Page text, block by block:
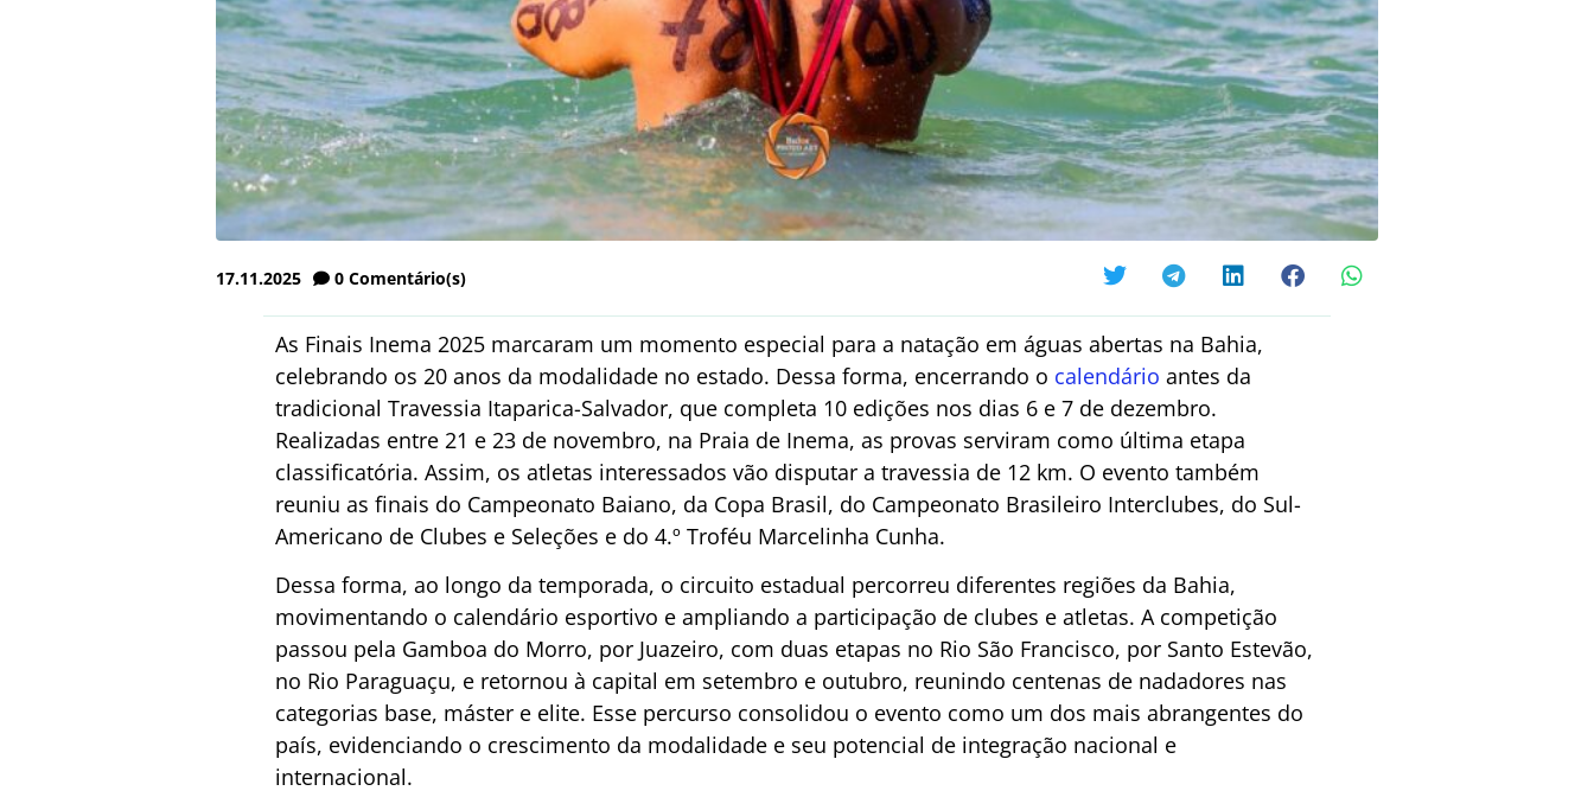
17.11.2025 0 Comentário(s)
As Finais Inema 2025 marcaram um momento especial para a natação em águas abertas na Bahia,
celebrando os 20 anos da modalidade no estado. Dessa forma, encerrando o calendário antes da
tradicional Travessia Itaparica-Salvador, que completa 10 edições nos dias 6 e 7 de dezembro.
Realizadas entre 21 e 23 de novembro, na Praia de Inema, as provas serviram como última etapa
classificatória. Assim, os atletas interessados vão disputar a travessia de 12 km. O evento também
reuniu as finais do Campeonato Baiano, da Copa Brasil, do Campeonato Brasileiro Interclubes, do Sul-
Americano de Clubes e Seleções e do 4.º Troféu Marcelinha Cunha.
Dessa forma, ao longo da temporada, o circuito estadual percorreu diferentes regiões da Bahia,
movimentando o calendário esportivo e ampliando a participação de clubes e atletas. A competição
passou pela Gamboa do Morro, por Juazeiro, com duas etapas no Rio São Francisco, por Santo Estevão,
no Rio Paraguaçu, e retornou à capital em setembro e outubro, reunindo centenas de nadadores nas
categorias base, máster e elite. Esse percurso consolidou o evento como um dos mais abrangentes do
país, evidenciando o crescimento da modalidade e seu potencial de integração nacional e
internacional.